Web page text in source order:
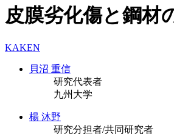
皮膜劣化傷と鋼材
KAKEN
貝沼 重信
研究代表者
九州大学
楊 沐野
研究分担者/共同研究者